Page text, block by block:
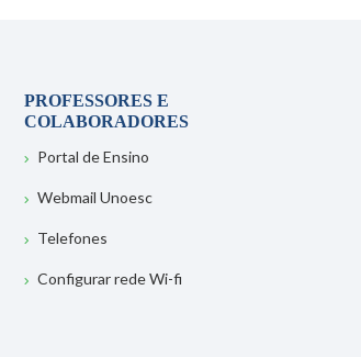
PROFESSORES E
COLABORADORES
Portal de Ensino
Webmail Unoesc
Telefones
Configurar rede Wi-fi